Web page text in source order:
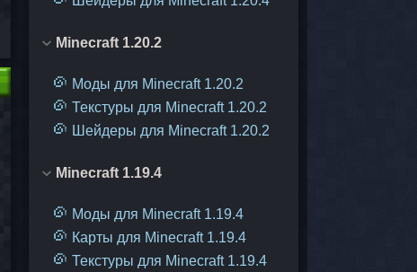
Minecraft 1.20.2
Моды для Minecraft 1.20.2
Текстуры для Minecraft 1.20.2
Шейдеры для Minecraft 1.20.2
Minecraft 1.19.4
Моды для Minecraft 1.19.4
Карты для Minecraft 1.19.4
Текстуры для Minecraft 1.19.4